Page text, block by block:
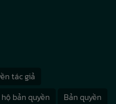
tác giả
bản quyền
Bản quyền